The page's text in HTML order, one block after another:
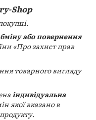
Shop
або повернення
«Про захист прав
товарного вигляду
індивідуальна
якої вказано в